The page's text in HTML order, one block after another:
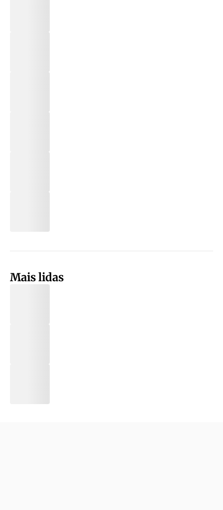
Mais lidas